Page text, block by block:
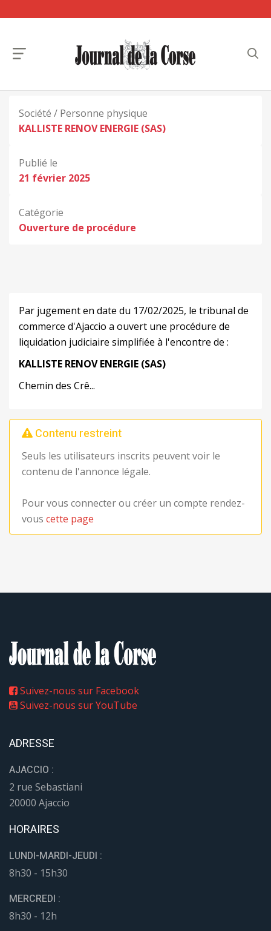
Société / Personne physique
KALLISTE RENOV ENERGIE (SAS)
Publié le
21 février 2025
Catégorie
Ouverture de procédure
Par jugement en date du 17/02/2025, le tribunal de
commerce d'Ajaccio a ouvert une procédure de
liquidation judiciaire simplifiée à l'encontre de :
KALLISTE RENOV ENERGIE (SAS)
Chemin des Crê...
Contenu restreint
Seuls les utilisateurs inscrits peuvent voir le
contenu de l'annonce légale.
Pour vous connecter ou créer un compte rendez-
vous cette page
Suivez-nous sur Facebook
Suivez-nous sur YouTube
ADRESSE
AJACCIO :
2 rue Sebastiani
20000 Ajaccio
HORAIRES
LUNDI-MARDI-JEUDI :
8h30 - 15h30
MERCREDI :
8h30 - 12h